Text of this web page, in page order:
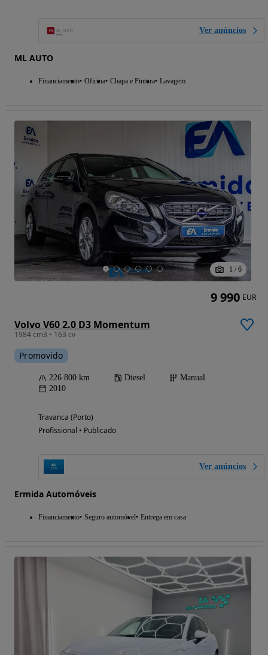
Ver anúncios
ML AUTO
Financiamento Oficina Chapa e Pintura Lavagem
1 / 6
Volvo V60 2.0 D3 Momentum
1984 cm3 • 163 cv
Promovido
226 800 km Diesel
Manual
2010
Travanca (Porto)
Profissional • Publicado
Ver anúncios
Ermida Automóveis
Financiamento Seguro automóvel Entrega em casa
9 990 EUR